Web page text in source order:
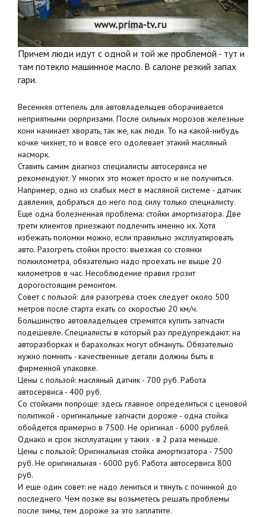
Причем люди идут с одной и той же проблемой - тут и
там потекло машинное масло. В салоне резкий запах
гари.
Весенняя оттепель для автовладельцев оборачивается
неприятными сюрпризами. После сильных морозов железные
кони начинает хворать, так же, как люди. То на какой-нибудь
кочке чихнет, то и вовсе его одолевает этакий масляный
насморк.
Ставить самим диагноз специалисты автосервиса не
рекомендуют. У многих это может просто и не получиться.
Например, одно из слабых мест в масляной системе - датчик
давления, добраться до него под силу только специалисту.
Еще одна болезненная проблема: стойки амортизатора. Две
трети клиентов приезжают подлечить именно их. Хотя
избежать поломки можно, если правильно эксплуатировать
авто. Разогреть стойки просто: выезжая со стоянки
полкилометра, обязательно надо проехать не выше 20
километров в час. Неcоблюдение правил грозит
дорогостоящим ремонтом.
Совет с пользой: для разогрева стоек следует около 500
метров после старта ехать со скоростью 20 км/ч.
Большинство автовладельцев стремятся купить запчасти
подешевле. Специалисты в который раз предупреждают: на
авторазборках и барахолках могут обмануть. Обязательно
нужно помнить - качественные детали должны быть в
фирменной упаковке.
Цены с пользой: масляный датчик - 700 руб. Работа
автосервиса - 400 руб.
Со стойками попроще: здесь главное определиться с ценовой
политикой - оригинальные запчасти дороже - одна стойка
обойдется примерно в 7500. Не оригинал - 6000 рублей.
Однако и срок эксплуатации у таких - в 2 раза меньше.
Цены с пользой: Оригинальная стойка амортизатора - 7500
руб. Не оригинальная - 6000 руб. Работа автосервиса 800
руб.
И еще один совет: не надо лениться и тянуть с починкой до
последнего. Чем позже вы возьметесь решать проблемы
после зимы, тем дороже за это заплатите.